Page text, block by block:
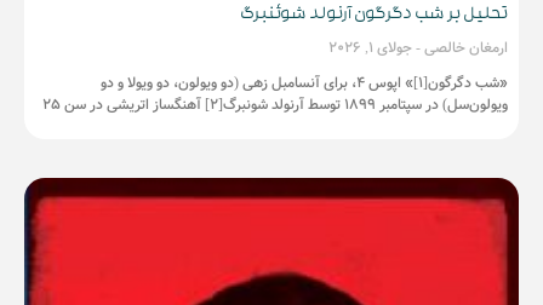
تحلیل بر شب دگرگون آرنولد شوئنبرگ
ارمغان خالصی جولای 1, 2026
«شب دگرگون[1]» اپوس 4، برای آنسامبل زهی (دو ویولون، دو ویولا و دو
ویولون‌سل) در سپتامبر 1899 توسط آرنولد شونبرگ[2] آهنگساز اتریشی در سن 25